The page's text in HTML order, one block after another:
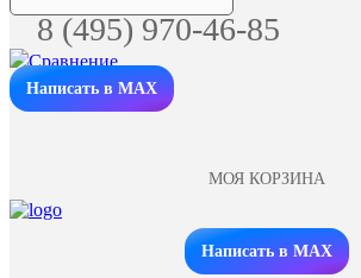
8 (495) 970-46-85
Написать в MAX
МОЯ КОРЗИНА
Заказать звонок
Написать в MAX